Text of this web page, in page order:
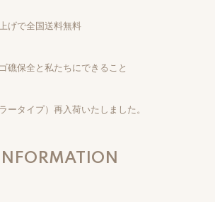
げで全国送料無料
礁保全と私たちにできること
ータイプ）再入荷いたしました。
INFORMATION